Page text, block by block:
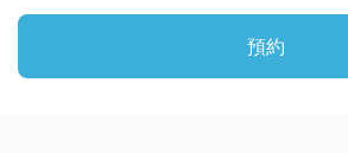
預約